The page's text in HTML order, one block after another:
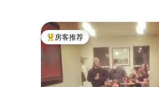
热门「房客推荐」
房客推荐